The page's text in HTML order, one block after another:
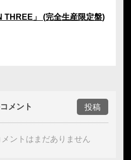
THREE」 (完全生産限定盤)
メント 投稿
ントはまだありません